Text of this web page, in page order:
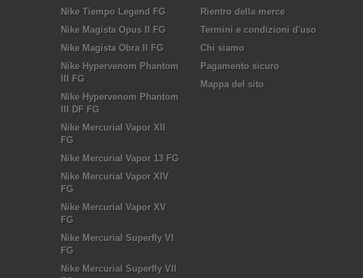
Nike Tiempo Legend FG
Nike Magista Opus II FG
Nike Magista Obra II FG
Nike Hypervenom Phantom
III FG
Nike Hypervenom Phantom
III DF FG
Nike Mercurial Vapor XII
FG
Nike Mercurial Vapor 13 FG
Nike Mercurial Vapor XIV
FG
Nike Mercurial Vapor XV
FG
Nike Mercurial Superfly VI
FG
Nike Mercurial Superfly VII
Rientro della merce
Termini e condizioni d'uso
Chi siamo
Pagamento sicuro
Mappa del sito